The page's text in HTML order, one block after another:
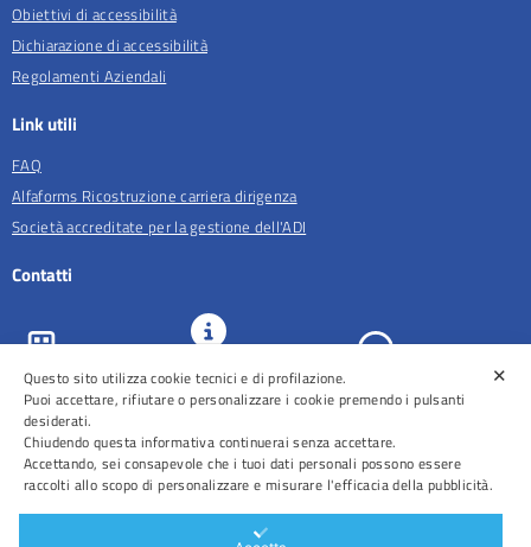
Obiettivi di accessibilità
Dichiarazione di accessibilità
Regolamenti Aziendali
Link utili
FAQ
Alfaforms Ricostruzione carriera dirigenza
Società accreditate per la gestione dell'ADI
Contatti
ASL Roma 5
URP e
Comunicazione
Prenotazioni
✕
Questo sito utilizza cookie tecnici e di profilazione.
Puoi accettare, rifiutare o personalizzare i cookie premendo i pulsanti
desiderati.
Chiudendo questa informativa continuerai senza accettare.
Accettando, sei consapevole che i tuoi dati personali possono essere
raccolti allo scopo di personalizzare e misurare l'efficacia della pubblicità.